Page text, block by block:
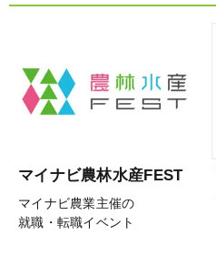
マイナビ農林水産FEST
マイナビ農業主催の
就職・転職イベント